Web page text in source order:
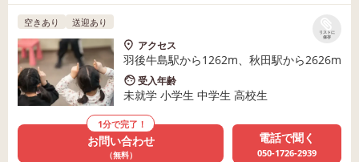
リストに
保存
空きあり 送迎あり
アクセス
羽後牛島駅から1262m、秋田駅から2626m
受入年齢
未就学 小学生 中学生 高校生
1分で完了！
お問い合わせ
（無料）
電話で聞く
050-1726-2939